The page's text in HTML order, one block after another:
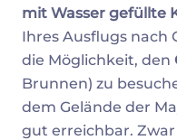
mit Wasser gefüllte
Ihres Ausflugs nach
die Möglichkeit, den
Brunnen) zu
dem Gelände der
gut erreichbar.